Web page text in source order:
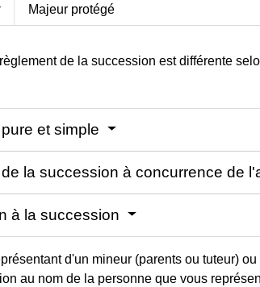
Majeur protégé
de la succession est différente
et simple
la succession à concurrence de
à la succession
d'un mineur (parents ou tuteur)
au nom de la personne que vous